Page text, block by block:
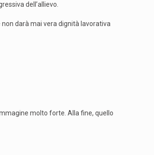
dell’allievo.
darà mai vera dignità lavorativa
molto forte. Alla fine, quello